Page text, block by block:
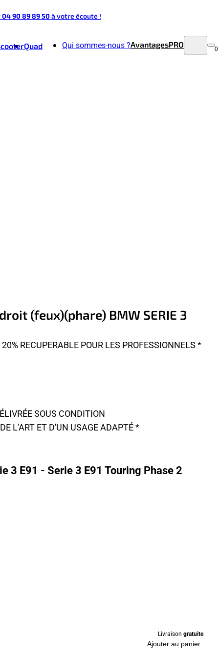
90 89 89 50à votre écoute !
Quad Qui sommes-nous ?AvantagesPRO 0
(feux)(phare) BMW SERIE 3
RECUPERABLE POUR LES PROFESSIONNELS *
SOUS CONDITION
L'ART ET D'UN USAGE ADAPTÉ *
3 E91 - Serie 3 E91 Touring Phase 2
Livraison gratuite
Ajouter au panier